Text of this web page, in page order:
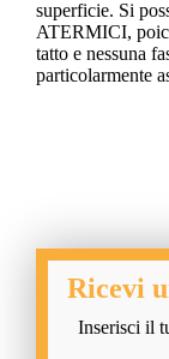
superficie. Si
ATERMICI,
tatto e nessuna
particolarmente
Ricevi
Inserisci il